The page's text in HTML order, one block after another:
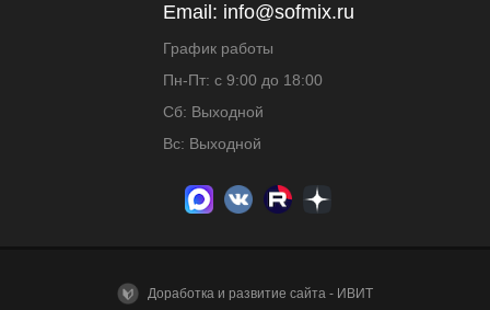
Email: info@sofmix.ru
График работы
Пн-Пт: с 9:00 до 18:00
Сб: Выходной
Вс: Выходной
Доработка и развитие сайта - ИВИТ